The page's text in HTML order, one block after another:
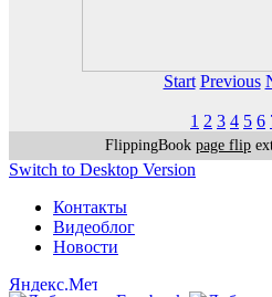
Start Previous
1 2 3 4 5 6
FlippingBook page flip
Switch to Desktop Version
Контакты
Видеоблог
Новости